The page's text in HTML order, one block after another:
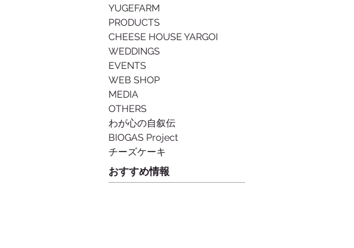
YUGEFARM
PRODUCTS
CHEESE HOUSE YARGOI
WEDDINGS
EVENTS
WEB SHOP
MEDIA
OTHERS
わが心の自叙伝
BIOGAS Project
チーズケーキ
おすすめ情報